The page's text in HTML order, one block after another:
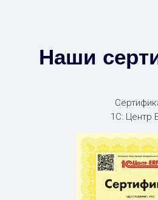
Наши
1С: Центр